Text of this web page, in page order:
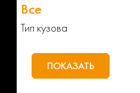
Тип кузова